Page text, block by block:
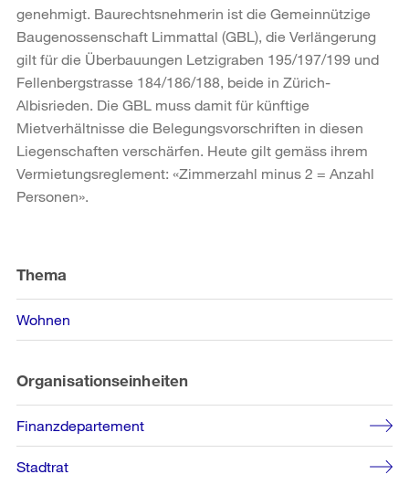
genehmigt. Baurechtsnehmerin ist die Gemeinnützige
Baugenossenschaft Limmattal (GBL), die Verlängerung
gilt für die Überbauungen Letzigraben 195/197/199 und
Fellenbergstrasse 184/186/188, beide in Zürich-
Albisrieden. Die GBL muss damit für künftige
Mietverhältnisse die Belegungsvorschriften in diesen
Liegenschaften verschärfen. Heute gilt gemäss ihrem
Vermietungsreglement: «Zimmerzahl minus 2 = Anzahl
Personen».
Informationen
Thema
Wohnen
Organisationseinheiten
Finanzdepartement
Stadtrat